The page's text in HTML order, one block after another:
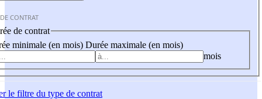
CONTRAT
de contrat
minimale (en mois) Durée maximale (en mois)
mois
le filtre du type de contrat